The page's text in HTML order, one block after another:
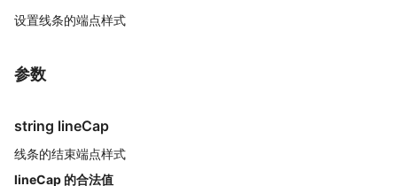
设置线条的端点样式
参数
string lineCap
线条的结束端点样式
lineCap 的合法值